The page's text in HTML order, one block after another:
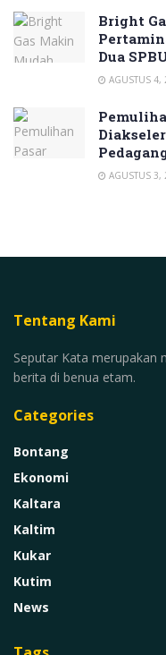
Bright
Dua
AGUSTUS 4,
AGUSTUS 3,
Tentang Kami
Seputar Kata merupakan
berita di benua etam.
Categories
Bontang
Ekonomi
Kaltara
Kaltim
Kukar
Kutim
News